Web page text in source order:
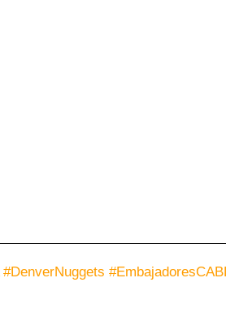
#DenverNuggets